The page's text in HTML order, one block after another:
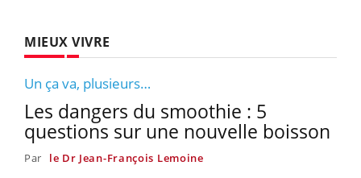
MIEUX VIVRE
Un ça va, plusieurs…
Les dangers du smoothie : 5
questions sur une nouvelle boisson
Par le Dr Jean-François Lemoine